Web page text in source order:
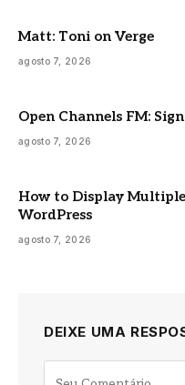
Matt: Toni on Verge
agosto 7, 2026
Open Channels FM:
agosto 7, 2026
How to Display Multiple
WordPress
agosto 7, 2026
DEIXE UMA